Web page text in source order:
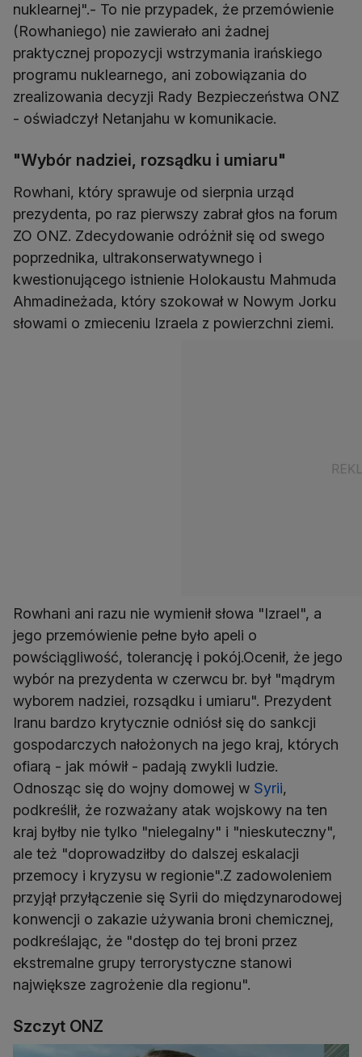
nuklearnej".- To nie przypadek, że przemówienie
(Rowhaniego) nie zawierało ani żadnej
praktycznej propozycji wstrzymania irańskiego
programu nuklearnego, ani zobowiązania do
zrealizowania decyzji Rady Bezpieczeństwa ONZ
- oświadczył Netanjahu w komunikacie.
"Wybór nadziei, rozsądku i umiaru"
Rowhani, który sprawuje od sierpnia urząd
prezydenta, po raz pierwszy zabrał głos na forum
ZO ONZ. Zdecydowanie odróżnił się od swego
poprzednika, ultrakonserwatywnego i
kwestionującego istnienie Holokaustu Mahmuda
Ahmadineżada, który szokował w Nowym Jorku
słowami o zmieceniu Izraela z powierzchni ziemi.
Rowhani ani razu nie wymienił słowa "Izrael", a
jego przemówienie pełne było apeli o
powściągliwość, tolerancję i pokój.Ocenił, że jego
wybór na prezydenta w czerwcu br. był "mądrym
wyborem nadziei, rozsądku i umiaru". Prezydent
Iranu bardzo krytycznie odniósł się do sankcji
gospodarczych nałożonych na jego kraj, których
ofiarą - jak mówił - padają zwykli ludzie.
Odnosząc się do wojny domowej w Syrii,
podkreślił, że rozważany atak wojskowy na ten
kraj byłby nie tylko "nielegalny" i "nieskuteczny",
ale też "doprowadziłby do dalszej eskalacji
przemocy i kryzysu w regionie".Z zadowoleniem
przyjął przyłączenie się Syrii do międzynarodowej
konwencji o zakazie używania broni chemicznej,
podkreślając, że "dostęp do tej broni przez
ekstremalne grupy terrorystyczne stanowi
największe zagrożenie dla regionu".
Szczyt ONZ